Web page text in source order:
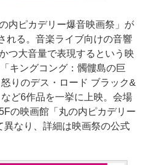
内ピカデリー爆音映画祭」が
れる。音楽ライブ向けの音響
つ大音量で表現するという映
キングコング：髑髏島の巨
りのデス・ロード ブラック&
ど6作品を一挙に上映。会場
の映画館「丸の内ピカデリー
なり、詳細は映画祭の公式